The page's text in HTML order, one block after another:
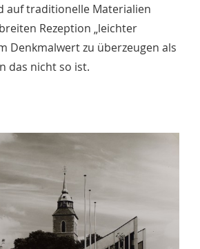
auf traditionelle Materialien
Rezeption „leichter
Denkmalwert zu überzeugen als
das nicht so ist.